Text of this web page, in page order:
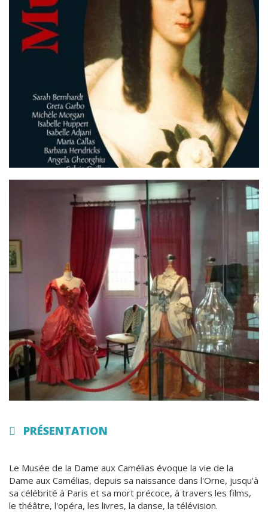
PRÉSENTATION
Le Musée de la Dame aux Camélias évoque la vie de la
Dame aux Camélias, depuis sa naissance dans l'Orne, jusqu'à
sa célébrité à Paris et sa mort précoce, à travers les films,
le théâtre, l'opéra, les livres, la danse, la télévision.